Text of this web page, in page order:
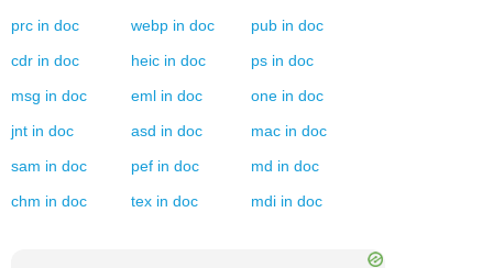
prc in doc webp in doc pub in doc
cdr in doc heic in doc ps in doc
msg in doc eml in doc one in doc
jnt in doc asd in doc mac in doc
sam in doc pef in doc md in doc
chm in doc tex in doc mdi in doc